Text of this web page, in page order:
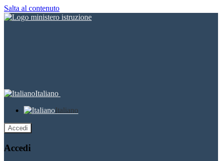
Salta al contenuto
Italiano
Italiano
Accedi
Accedi